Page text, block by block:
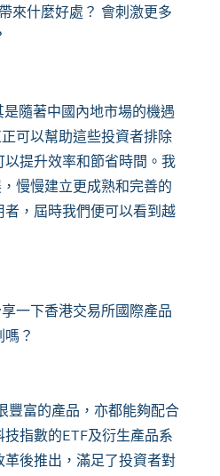
來什麼好處？ 會刺激更多
是隨著中國內地市場的機遇
可以幫助這些投資者排除
提升效率和節省時間。我
慢慢建立更成熟和完善的
，屆時我們便可以看到越
一下香港交易所國際產品
？
豐富的產品，亦都能夠配合
指數的ETF及衍生產品系
後推出，滿足了投資者對